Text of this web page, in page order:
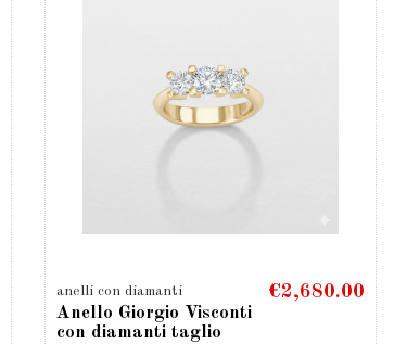
anelli con diamanti
Anello Giorgio Visconti
con diamanti taglio
€2,680.00